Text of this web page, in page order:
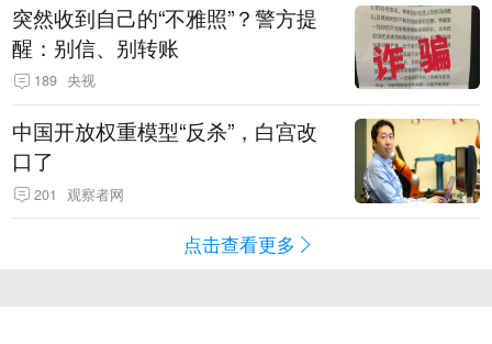
突然收到自己的“不雅照”？警方提
醒：别信、别转账
189 央视
中国开放权重模型“反杀”，白宫改
口了
201 观察者网
点击查看更多